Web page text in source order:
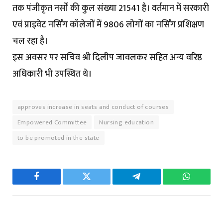
तक पंजीकृत नर्सों की कुल संख्या 21541 है। वर्तमान में सरकारी
एवं प्राइवेट नर्सिंग कॉलेजों में 9806 लोगों का नर्सिंग प्रशिक्षण
चल रहा है।
इस अवसर पर सचिव श्री दिलीप जावलकर सहित अन्य वरिष्ठ
अधिकारी भी उपस्थित थे।
approves increase in seats and conduct of courses
Empowered Committee
Nursing education
to be promoted in the state
Facebook Twitter Telegram